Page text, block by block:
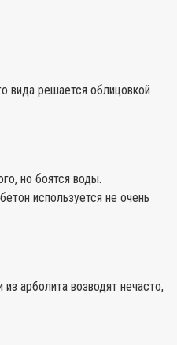
вида решается облицовкой
но боятся воды.
используется не очень
арболита возводят нечасто,